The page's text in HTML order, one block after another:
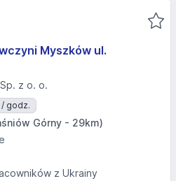
Myszków ul.
z o. o.
godz.
Górny - 29km)
z Ukrainy